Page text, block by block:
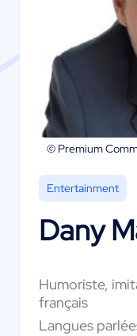
© Premium
Entertainment
Dany
Humoriste,
français
Langues